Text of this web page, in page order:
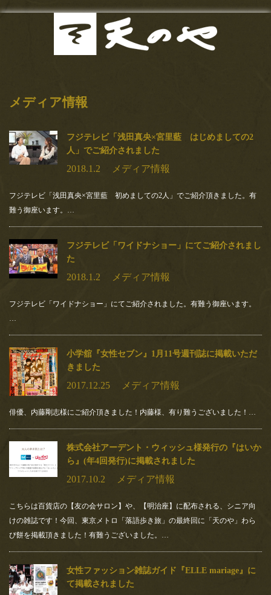
メディア情報
フジテレビ「浅田真央×宮里藍 はじめましての2
人」でご紹介されました
2018.1.2 メディア情報
フジテレビ「浅田真央×宮里藍 初めましての2人」でご紹介頂きました。有
難う御座います。…
フジテレビ「ワイドナショー」にてご紹介されまし
た
2018.1.2 メディア情報
フジテレビ「ワイドナショー」にてご紹介されました。有難う御座います。
…
小学舘『女性セブン』1月11号週刊誌に掲載いただ
きました
2017.12.25 メディア情報
俳優、内藤剛志様にご紹介頂きました！内藤様、有り難うございました！…
株式会社アーデント・ウィッシュ様発行の『はいか
ら』(年4回発行)に掲載されました
2017.10.2 メディア情報
こちらは百貨店の【友の会サロン】や、【明治座】に配布される、シニア向
けの雑誌です！今回、東京メトロ「落語歩き旅」の最終回に「天のや」わら
び餅を掲載頂きました！有難うございました。…
女性ファッション雑誌ガイド『ELLE mariage』に
て掲載されました
お品書き
サンドイッチ
甘味
お食事
お土産
店舗情報
お問い合わせ
最新記事
つも有り難うございます！！
【とろけるわらび餅も手土産ＯＫ！玉子サンドで有名な『天の
や』は隠れた名作ぞろい！】東京カレンダー記事必食の逸品「…
【おいしいマルシェ】さんにて
ございます！！おいしいマルシェ様ご紹介文…
出版の 『 &Premium 』特別編
MAGAZINE HOUSE さんより出版の 『 &Premium 』特別編集バ
ージョンが発行されました！！MOOK…
2020.4.22
エイ出版社 発行の『孤独のス
イーツ』にて天のやをご紹介い
ただきました！
エイ出版社 発行の『孤独のスイーツ』 発売予定日：2020年4月
21日 〜ひとりでスイーツを嗜む時間〜…
テレビ東京さん、4月15日(水)18
時25分オンエア「アナタの常識
は、非常識。ソレダメ！」にて天のやがご
紹介されます！
テレビ東京さん、4月15日(水)18時25分オンエア「アナタの常識